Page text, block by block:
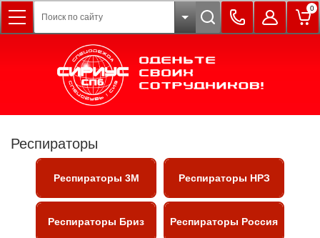
0
Респираторы
Респираторы 3М Респираторы НРЗ
Респираторы Бриз Респираторы Россия